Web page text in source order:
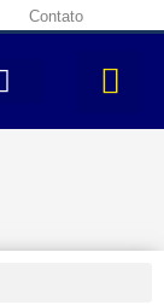
Contato